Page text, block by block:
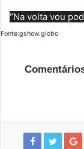
“Na volta vou
Fonte:gshow.globo